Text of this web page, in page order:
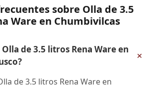
sobre Olla de 3.5
Ware en Chumbivilcas
de 3.5 litros Rena Ware en
+
de 3.5 litros Rena Ware en